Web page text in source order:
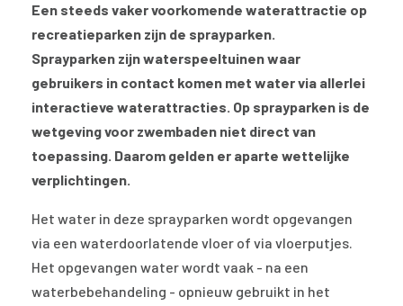
Een steeds vaker voorkomende waterattractie op
recreatieparken zijn de sprayparken.
Sprayparken zijn waterspeeltuinen waar
gebruikers in contact komen met water via allerlei
interactieve waterattracties. Op sprayparken is de
wetgeving voor zwembaden niet direct van
toepassing. Daarom gelden er aparte wettelijke
verplichtingen.
Het water in deze sprayparken wordt opgevangen
via een waterdoorlatende vloer of via vloerputjes.
Het opgevangen water wordt vaak - na een
waterbebehandeling - opnieuw gebruikt in het